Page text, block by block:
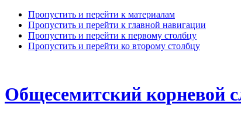
Пропустить и перейти к материалам
Пропустить и перейти к главной навигации
Пропустить и перейти к первому столбцу
Пропустить и перейти ко второму столбцу
Общесемитский корневой